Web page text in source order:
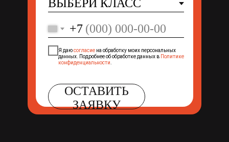
+7
Я даюсогласие на обработку моих персональных
данных. Подробнее об обработке данных в Политике
конфиденциальности
ОСТАВИТЬ
ЗАЯВКУ